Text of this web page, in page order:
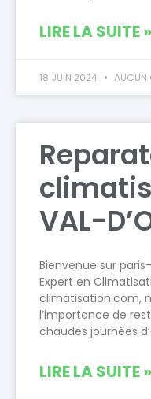
LIRE LA SUITE »
18 JUIN 2024 AUCUN
VAL-
Bienvenue sur
Expert en
climatisation.com,
l’importance de
chaudes journées
LIRE LA SUITE »